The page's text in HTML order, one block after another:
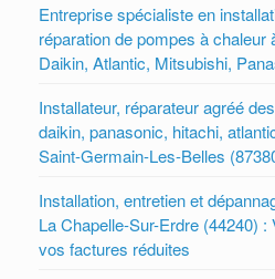
Entreprise spécialiste en
réparation de pompes à chaleur
Daikin, Atlantic, Mitsubishi,
Installateur, réparateur agréé
daikin, panasonic, hitachi,
Saint-Germain-Les-Belles
Installation, entretien et
La Chapelle-Sur-Erdre (44240)
vos factures réduites